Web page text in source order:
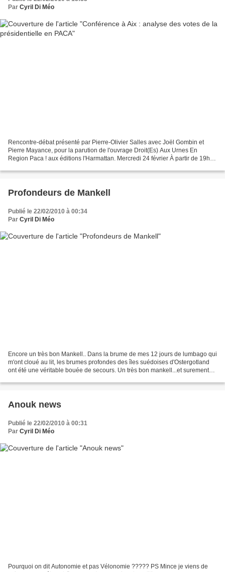
Par Cyril Di Méo
Rencontre-débat présenté par Pierre-Olivier Salles avec Joël Gombin et
Pierre Mayance, pour la parution de l'ouvrage Droit(Es) Aux Urnes En
Region Paca ! aux éditions l'Harmattan. Mercredi 24 février À partir de 19h à
Profondeurs de Mankell
Publié le 22/02/2010 à 00:34
Par Cyril Di Méo
Encore un très bon Mankell.. Dans la brume de mes 12 jours de lumbago qui
m'ont cloué au lit, les brumes profondes des îles suédoises d'Ostergotland
ont été une véritable bouée de secours. Un très bon mankell...et surement
Anouk news
Publié le 22/02/2010 à 00:31
Par Cyril Di Méo
Pourquoi on dit Autonomie et pas Vélonomie ????? PS Mince je viens de